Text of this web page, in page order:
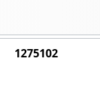
1275102